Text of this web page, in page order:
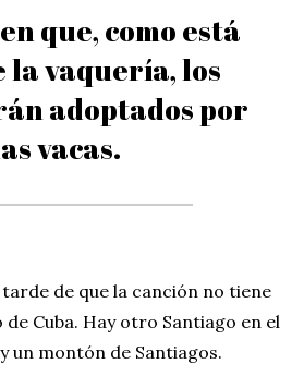
que, como está
la vaquería, los
adoptados por
vacas.
de que la canción no tiene
Cuba. Hay otro Santiago en el
un montón de Santiagos.